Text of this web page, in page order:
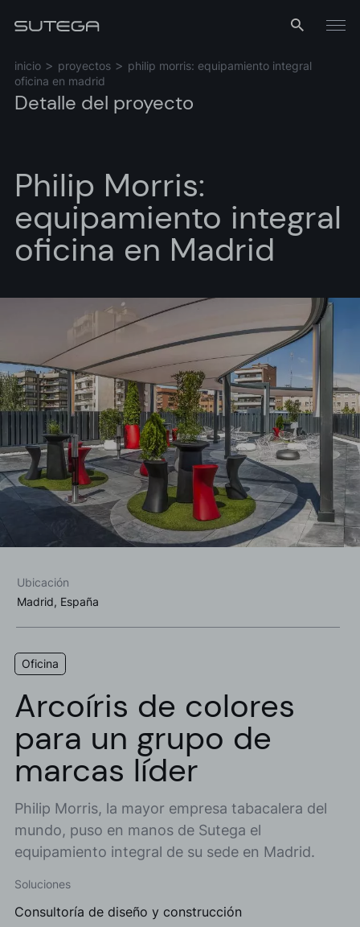
Menú
inicio proyectos
philip morris: equipamiento integral
oficina en madrid
Detalle del proyecto
Philip Morris:
equipamiento integral
oficina en Madrid
Ubicación
Madrid, España
Oficina
Arcoíris de colores
para un grupo de
marcas líder
Philip Morris, la mayor empresa tabacalera del
mundo, puso en manos de Sutega el
equipamiento integral de su sede en Madrid.
Soluciones
Consultoría de diseño y construcción
Nombre*
Acepto laspolítica de privacidad*
Deseo recibir información comercial, noticias, eventos y
servicios de Sutega.*